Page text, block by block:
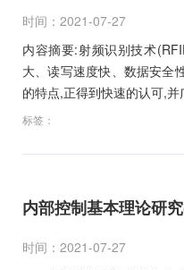
时间：2021-07-27
内容摘要:射频识别技术
大、读写速度快、数据安全
的特点,正得到快速的认可,
标签：
内部控制基本理论研
时间：2021-07-27